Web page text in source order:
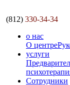
(812) 330-34-34
о нас
О центре
услуги
Сотрудники